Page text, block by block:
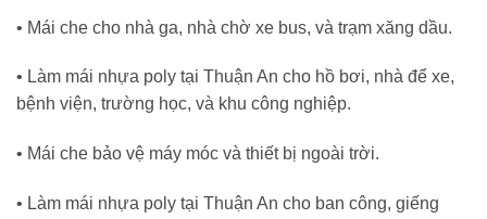
• Mái che cho nhà ga, nhà chờ xe bus, và trạm xăng dầu.
• Làm mái nhựa poly tại Thuận An cho hồ bơi, nhà để xe,
bệnh viện, trường học, và khu công nghiệp.
• Mái che bảo vệ máy móc và thiết bị ngoài trời.
• Làm mái nhựa poly tại Thuận An cho ban công, giếng